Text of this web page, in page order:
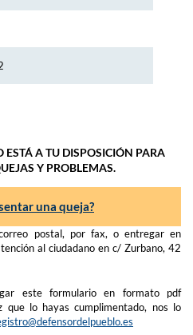
ESTÁ A TU DISPOSICIÓN PARA
Y PROBLEMAS.
una queja?
postal, por fax, o entregar en
al ciudadano en c/ Zurbano, 42
este formulario en formato pdf
que lo hayas cumplimentado, nos lo